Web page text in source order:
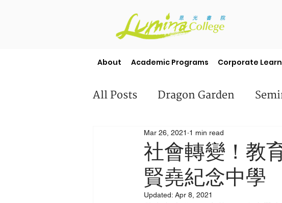
About Academic Programs Corporate
All Posts Dragon Garden
Student Stories
社會轉變！教
賢堯紀念中學
Mar 26, 2021 1 min read
Updated: Apr 8, 2021